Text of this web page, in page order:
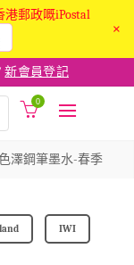
港郵政嘅iPostal
×
新會員登記
0
澤鋼筆墨水-春季
IWI